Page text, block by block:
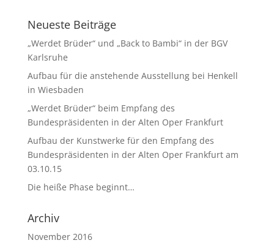
Neueste Beiträge
„Werdet Brüder“ und „Back to Bambi“ in der BGV
Karlsruhe
Aufbau für die anstehende Ausstellung bei Henkell
in Wiesbaden
„Werdet Brüder“ beim Empfang des
Bundespräsidenten in der Alten Oper Frankfurt
Aufbau der Kunstwerke für den Empfang des
Bundespräsidenten in der Alten Oper Frankfurt am
03.10.15
Die heiße Phase beginnt…
Archiv
November 2016